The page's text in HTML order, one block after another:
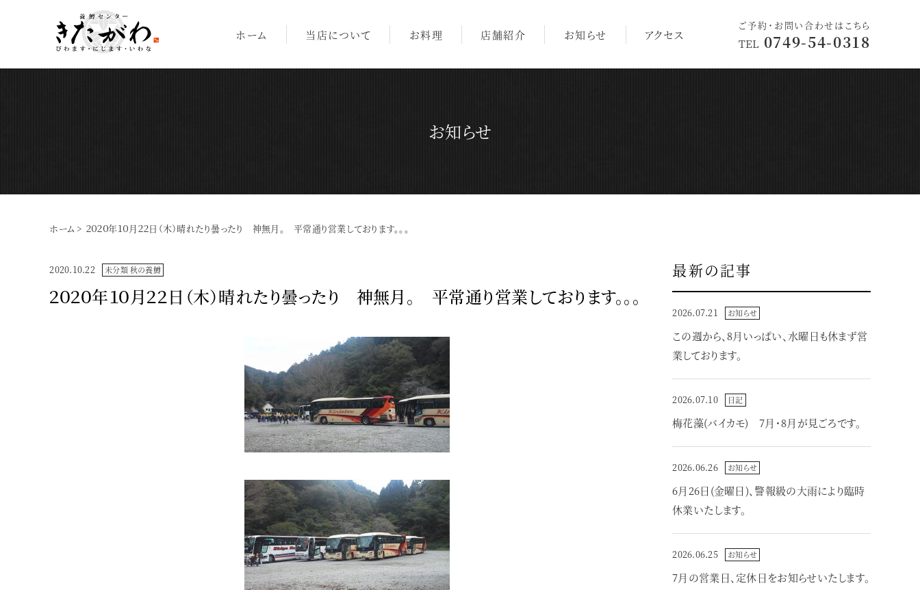
ホーム 当店について お料理 店舗紹介 お知らせ アクセス
ご予約・お問い合わせはこちら
TEL 0749-54-0318
お知らせ
ホーム > ２０２０年１０月２２日（木）晴れたり曇ったり 神無月。 平常通り営業しております。。。
2020.10.22 未分類 秋の養鱒
２０２０年１０月２２日（木）晴れたり曇ったり 神無月。 平常通り営業しております。。。
最新の記事
2026.07.21 お知らせ
この週から、8月いっぱい、水曜日も休まず営
業しております。
2026.07.10 日記
梅花藻(バイカモ) 7月・8月が見ごろです。
2026.06.26 お知らせ
6月26日(金曜日)、警報級の大雨により臨時
休業いたします。
2026.06.25 お知らせ
7月の営業日、定休日をお知らせいたします。